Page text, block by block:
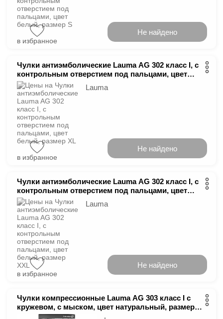
в избранное
Не найдено
Чулки антиэмболические Lauma AG 302 класс І, с
контрольным отверстием под пальцами, цвет
белый, размер XL
Lauma
в избранное
Не найдено
Чулки антиэмболические Lauma AG 302 класс І, с
контрольным отверстием под пальцами, цвет
белый, размер XXL
Lauma
в избранное
Не найдено
Чулки компрессионные Lauma AG 303 класс І с
кружевом, с мыском, цвет натуральный, размер